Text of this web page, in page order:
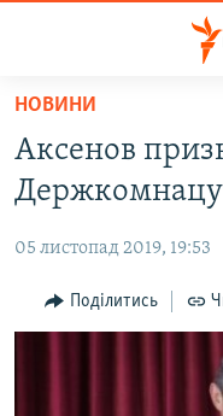
Перейти
основного
матеріалу
Перейти
до
навігації
Перейти
ВІДЕО ТА ФОТО
ПОЛІТИКА
БЛОГИ
НОВИНИ
Аксенов
05 листопад 2019, 19:53
Поділитись